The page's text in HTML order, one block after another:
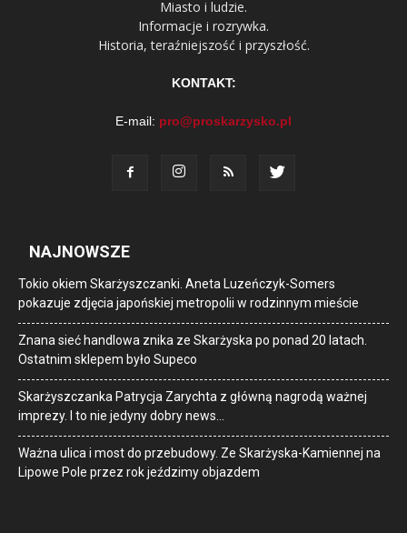
Miasto i ludzie.
Informacje i rozrywka.
Historia, teraźniejszość i przyszłość.
KONTAKT:
E-mail: pro@proskarzysko.pl
NAJNOWSZE
Tokio okiem Skarżyszczanki. Aneta Luzeńczyk-Somers
pokazuje zdjęcia japońskiej metropolii w rodzinnym mieście
Znana sieć handlowa znika ze Skarżyska po ponad 20 latach.
Ostatnim sklepem było Supeco
Skarżyszczanka Patrycja Zarychta z główną nagrodą ważnej
imprezy. I to nie jedyny dobry news…
Ważna ulica i most do przebudowy. Ze Skarżyska-Kamiennej na
Lipowe Pole przez rok jeździmy objazdem